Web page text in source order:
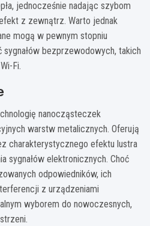
jednocześnie nadając szybom
z zewnątrz. Warto jednak
mogą w pewnym stopniu
bezprzewodowych, takich
Fi.
nanocząsteczek
warstw metalicznych. Oferują
charakterystycznego efektu lustra
sygnałów elektronicznych. Choć
odpowiedników, ich
z urządzeniami
wyborem do nowoczesnych,